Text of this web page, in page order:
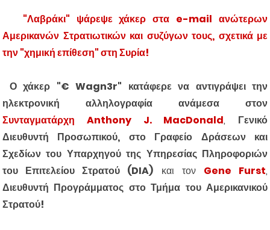
"Λαβράκι" ψάρεψε χάκερ στα e-mail ανώτερων
Αμερικανών Στρατιωτικών και συζύγων τους, σχετικά με
την "χημική επίθεση" στη Συρία!
Ο χάκερ "€ Wagn3r" κατάφερε να αντιγράψει την
ηλεκτρονική αλληλογραφία ανάμεσα στον
Συνταγματάρχη Anthony J. MacDonald, Γενικό
Διευθυντή Προσωπικού, στο Γραφείο Δράσεων και
Σχεδίων του Υπαρχηγού της Υπηρεσίας Πληροφοριών
του Επιτελείου Στρατού (DIA) και τον Gene Furst,
Διευθυντή Προγράμματος στο Τμήμα του Αμερικανικού
Στρατού!